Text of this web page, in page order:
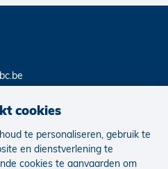
Vacatures
cookies
te personaliseren, gebruik te
en dienstverlening te
cookies te aanvaarden om